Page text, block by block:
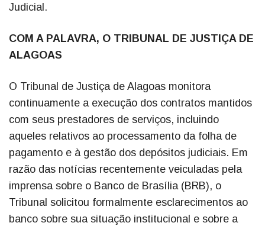
Judicial.
COM A PALAVRA, O TRIBUNAL DE JUSTIÇA DE
ALAGOAS
O Tribunal de Justiça de Alagoas monitora
continuamente a execução dos contratos mantidos
com seus prestadores de serviços, incluindo
aqueles relativos ao processamento da folha de
pagamento e à gestão dos depósitos judiciais. Em
razão das notícias recentemente veiculadas pela
imprensa sobre o Banco de Brasília (BRB), o
Tribunal solicitou formalmente esclarecimentos ao
banco sobre sua situação institucional e sobre a